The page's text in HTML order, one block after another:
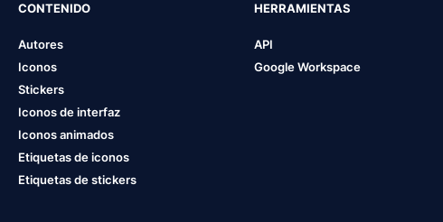
CONTENIDO
Autores
Iconos
Stickers
Iconos de interfaz
Iconos animados
Etiquetas de iconos
Etiquetas de stickers
HERRAMIENTAS
API
Google Workspace